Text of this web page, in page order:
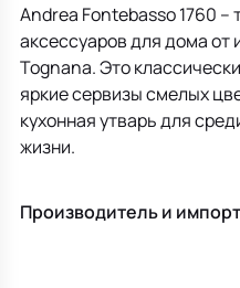
Andrea Fontebasso 1760 –
аксессуаров для дома от
Tognana. Это
яркие сервизы смелых
кухонная утварь для
жизни.
Производитель и